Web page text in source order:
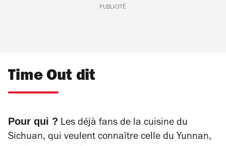
PUBLICITÉ
Time Out dit
Pour qui ? Les déjà fans de la cuisine du
Sichuan, qui veulent connaître celle du Yunnan,